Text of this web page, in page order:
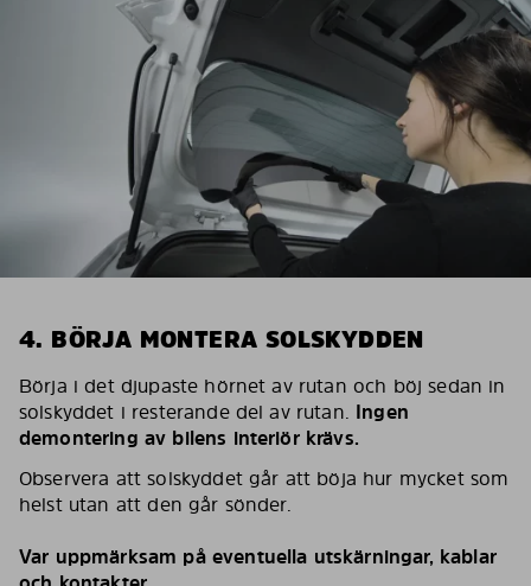
4. BÖRJA MONTERA SOLSKYDDEN
Börja i det djupaste hörnet av rutan och böj sedan in
solskyddet i resterande del av rutan. Ingen
demontering av bilens interiör krävs.
Observera att solskyddet går att böja hur mycket som
helst utan att den går sönder.
Var uppmärksam på eventuella utskärningar, kablar